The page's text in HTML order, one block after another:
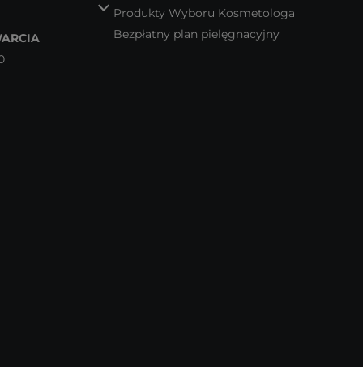
Produkty Wyboru Kosmetologa
Bezpłatny plan pielęgnacyjny